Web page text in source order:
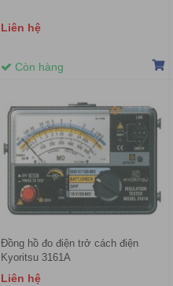
Liên hệ
Còn hàng
Đồng hồ đo điện trở cách điện
Kyoritsu 3161A
Liên hệ